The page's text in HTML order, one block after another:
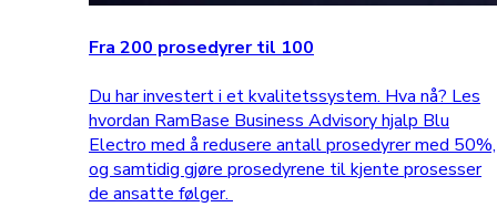
Fra 200 prosedyrer til 100
Du har investert i et kvalitetssystem. Hva nå? Les
hvordan RamBase Business Advisory hjalp Blu
Electro med å redusere antall prosedyrer med 50%,
og samtidig gjøre prosedyrene til kjente prosesser
de ansatte følger.